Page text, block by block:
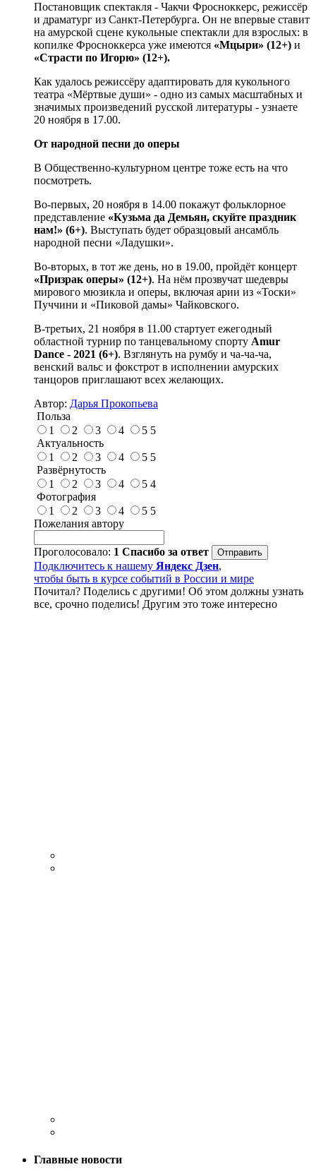
Постановщик спектакля - Чакчи Фросноккерс, режиссёр
и драматург из Санкт-Петербурга. Он не впервые ставит
на амурской сцене кукольные спектакли для взрослых: в
копилке Фросноккерса уже имеются «Мцыри» (12+) и
«Страсти по Игорю» (12+).
Как удалось режиссёру адаптировать для кукольного
театра «Мёртвые души» - одно из самых масштабных и
значимых произведений русской литературы - узнаете
20 ноября в 17.00.
От народной песни до оперы
В Общественно-культурном центре тоже есть на что
посмотреть.
Во-первых, 20 ноября в 14.00 покажут фольклорное
представление «Кузьма да Демьян, скуйте праздник
нам!» (6+). Выступать будет образцовый ансамбль
народной песни «Ладушки».
Во-вторых, в тот же день, но в 19.00, пройдёт концерт
«Призрак оперы» (12+). На нём прозвучат шедевры
мирового мюзикла и оперы, включая арии из «Тоски»
Пуччини и «Пиковой дамы» Чайковского.
В-третьих, 21 ноября в 11.00 стартует ежегодный
областной турнир по танцевальному спорту Amur
Dance - 2021 (6+). Взглянуть на румбу и ча-ча-ча,
венский вальс и фокстрот в исполнении амурских
танцоров приглашают всех желающих.
Автор: Дарья Прокопьева
Польза
1
2 3 4 5 5
Актуальность
1
2 3 4 5 5
Развёрнутость
1
2 3 4 5 4
Фотография
1
2 3 4 5 5
Пожелания автору
Проголосовало: 1 Спасибо за ответ
Подключитесь к нашему Яндекс Дзен,
чтобы быть в курсе событий в России и мире
Почитал? Поделись с другими! Об этом должны узнать
все, срочно поделись! Другим это тоже интересно
Главные новости